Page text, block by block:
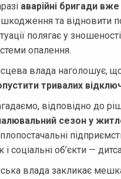
аварійні бригади
та відновити
полягає у
опалення.
влада наголошує,
тривалих
відповідно до
сезон у
і соціальні об’єкти —
влада закликає